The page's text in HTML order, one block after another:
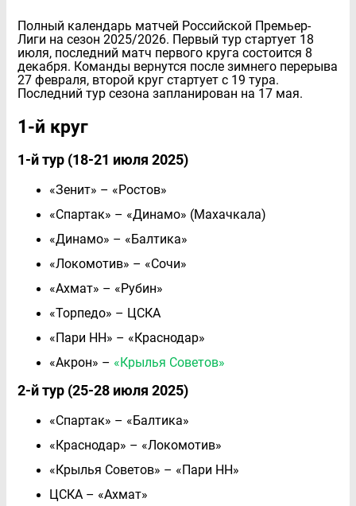
Полный календарь матчей Российской Премьер-
Лиги на сезон 2025/2026. Первый тур стартует 18
июля, последний матч первого круга состоится 8
декабря. Команды вернутся после зимнего перерыва
27 февраля, второй круг стартует с 19 тура.
Последний тур сезона запланирован на 17 мая.
1-й круг
1-й тур (18-21 июля 2025)
«Зенит» – «Ростов»
«Спартак» – «Динамо» (Махачкала)
«Динамо» – «Балтика»
«Локомотив» – «Сочи»
«Ахмат» – «Рубин»
«Торпедо» – ЦСКА
«Пари НН» – «Краснодар»
«Акрон» – «Крылья Советов»
2-й тур (25-28 июля 2025)
«Спартак» – «Балтика»
«Краснодар» – «Локомотив»
«Крылья Советов» – «Пари НН»
ЦСКА – «Ахмат»